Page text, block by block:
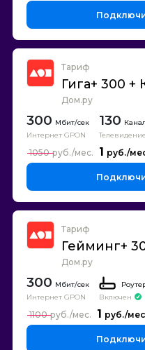
Тариф
Гига+ 300 +
Дом.ру
300
Интернет GPON
130
Телевидение
1
1050
Тариф
Гейминг+
Дом.ру
300
Интернет GPON
Включен
1
1100